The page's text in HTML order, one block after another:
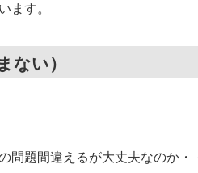
ます。
ない）
問題間違えるが大丈夫なのか・